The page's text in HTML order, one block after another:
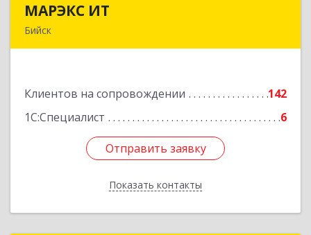
МАРЭКС ИТ
Бийск
Клиентов на сопровождении
142
1С:Специалист
6
Отправить заявку
Показать контакты
Отправить заявку
Назад